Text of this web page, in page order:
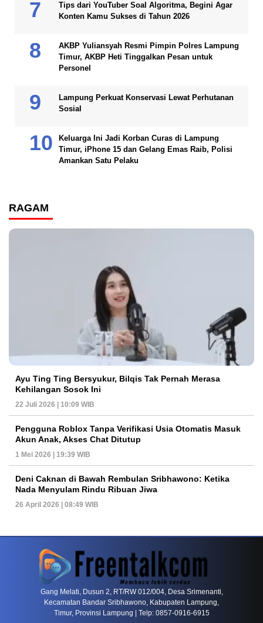
Tips dari YouTuber Soal Algoritma, Begini Agar
Konten Kamu Sukses di Tahun 2026
AKBP Yuliansyah Resmi Pimpin Polres Lampung
Timur, AKBP Heti Tinggalkan Pesan untuk
Personel
Lampung Perkuat Konservasi Lewat Perhutanan
Sosial
Keluarga Ini Jadi Korban Curas di Lampung
Timur, iPhone 15 dan Gelang Emas Raib, Polisi
Amankan Satu Pelaku
RAGAM
Ayu Ting Ting Bersyukur, Bilqis Tak Pernah Merasa
Kehilangan Sosok Ini
22 Juli 2026 | 10:09 WIB
Pengguna Roblox Tanpa Verifikasi Usia Otomatis Masuk
Akun Anak, Akses Chat Ditutup
1 Mei 2026 | 19:39 WIB
Deni Caknan di Bawah Rembulan Sribhawono: Ketika
Nada Menyulam Rindu Ribuan Jiwa
26 April 2026 | 08:49 WIB
Gang Melati, Dusun 2, RT/RW 012/004, Desa Srimenanti,
Kecamatan Bandar Sribhawono, Kabupaten Lampung,
Timur, Provinsi Lampung | Telp: 0857-0916-6915